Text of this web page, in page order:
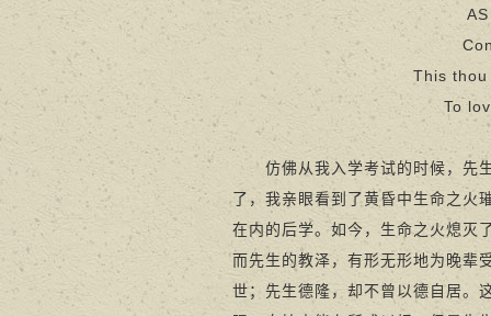
This thou
To
仿佛从我入学考试的时候，先生
了，我亲眼看到了黄昏中生命之火
在内的后学。如今，生命之火熄灭
而先生的教泽，有形无形地为晚辈
世；先生德隆，却不曾以德自居。